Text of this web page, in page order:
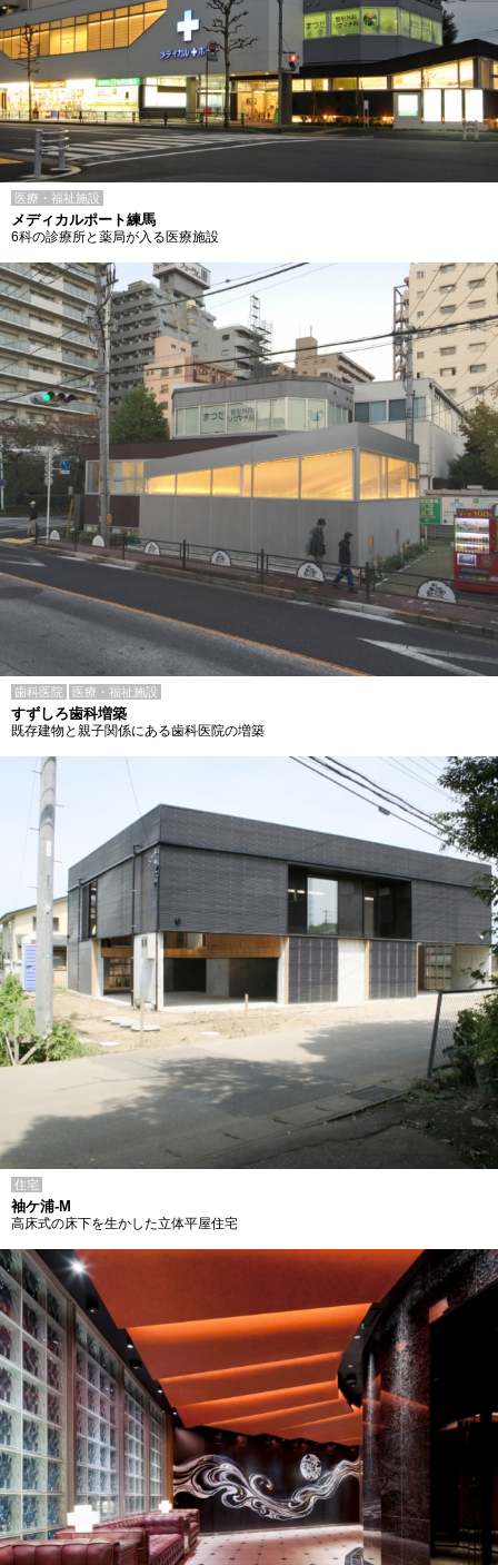
医療・福祉施設
メディカルポート練馬
6科の診療所と薬局が入る医療施設
歯科医院 医療・福祉施設
すずしろ歯科増築
既存建物と親子関係にある歯科医院の増築
住宅
袖ケ浦-M
高床式の床下を生かした立体平屋住宅